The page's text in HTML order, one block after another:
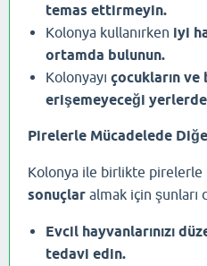
temas ettirmeyin.
Kolonya kullanırken iyi
ortamda bulunun.
Kolonyayı çocukların
erişemeyeceği yerlerde
Pirelerle Mücadelede
Kolonya ile birlikte pirelerle
sonuçlar almak için şunları
Evcil hayvanlarınızı
tedavi edin.